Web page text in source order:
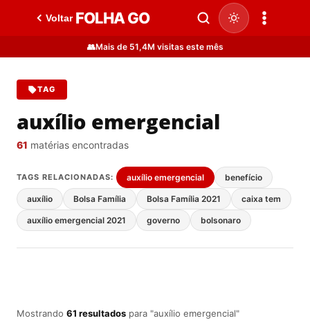
Voltar FOLHA GO
👥Mais de 51,4M visitas este mês
TAG
auxílio emergencial
61 matérias encontradas
TAGS RELACIONADAS: auxílio emergencial benefício
auxílio Bolsa Família Bolsa Família 2021 caixa tem
auxílio emergencial 2021 governo bolsonaro
Mostrando 61 resultados para "auxílio emergencial"